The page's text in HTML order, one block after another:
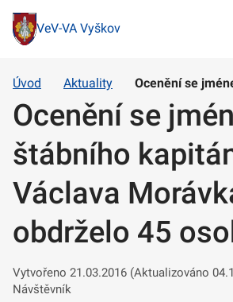
VeV-VA Vyškov
Úvod Aktuality Ocenění se
Ocenění se
štábního
Václava
obdrželo 45
Vytvořeno 21.03.2016 (Aktualizováno
Návštěvník